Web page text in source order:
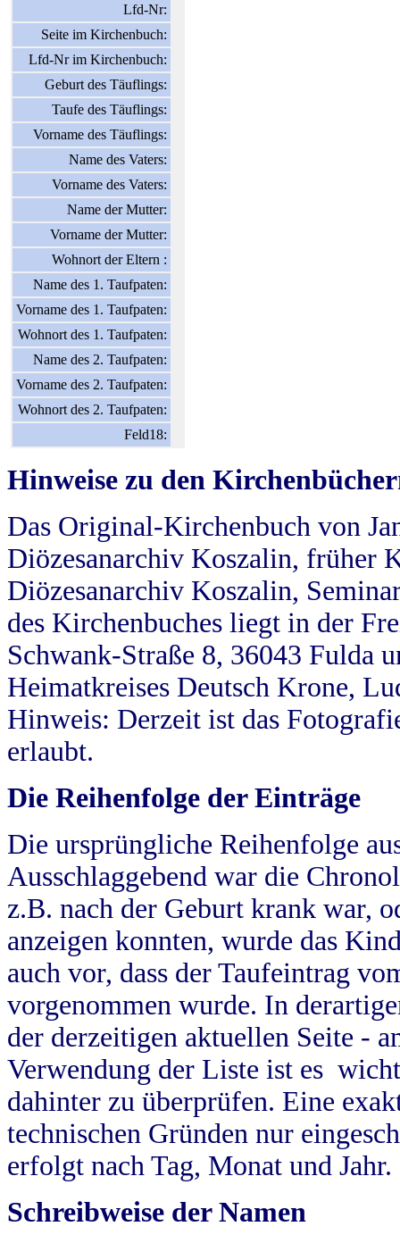
Lfd-Nr:
Seite im Kirchenbuch:
Lfd-Nr im Kirchenbuch:
Geburt des Täuflings:
Taufe des Täuflings:
Vorname des Täuflings:
Name des Vaters:
Vorname des Vaters:
Name der Mutter:
Vorname der Mutter:
Wohnort der Eltern :
Name des 1. Taufpaten:
Vorname des 1. Taufpaten:
Wohnort des 1. Taufpaten:
Name des 2. Taufpaten:
Vorname des 2. Taufpaten:
Wohnort des 2. Taufpaten:
Feld18:
Hinweise zu den
Das Original-Kirchenbuch von
Diözesanarchiv Koszalin, früher
Diözesanarchiv Koszalin,
des Kirchenbuches liegt in der
Schwank-Straße 8, 36043 Fulda
Heimatkreises Deutsch Krone,
Hinweis: Derzeit ist das
erlaubt.
Die Reihenfolge der Einträge
Die ursprüngliche Reihenfolge
Ausschlaggebend war die
z.B. nach der Geburt krank war,
anzeigen konnten, wurde das
auch vor, dass der Taufeintrag
vorgenommen wurde. In
der derzeitigen aktuellen Seite -
Verwendung der Liste ist es
dahinter zu überprüfen. Eine
technischen Gründen nur
erfolgt nach Tag, Monat und Jahr.
Schreibweise der Namen